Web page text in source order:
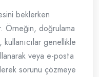
beklerken
Örneğin, doğrulama
genellikle
veya e-posta
sorunu çözmeye